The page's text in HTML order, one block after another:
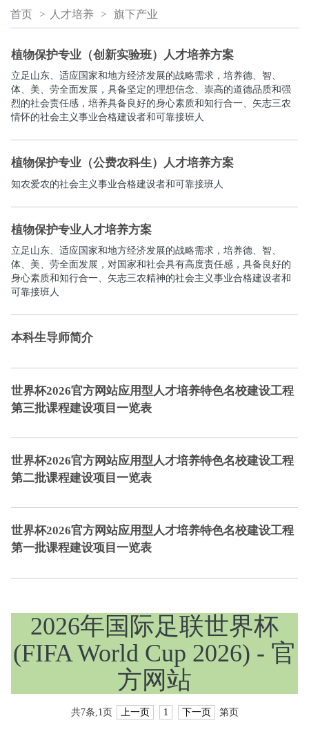
首页 > 人才培养 > 旗下产业
植物保护专业（创新实验班）人才培养方案
立足山东、适应国家和地方经济发展的战略需求，培养德、智、
体、美、劳全面发展，具备坚定的理想信念、崇高的道德品质和强
烈的社会责任感，培养具备良好的身心素质和知行合一、矢志三农
情怀的社会主义事业合格建设者和可靠接班人
植物保护专业（公费农科生）人才培养方案
知农爱农的社会主义事业合格建设者和可靠接班人
植物保护专业人才培养方案
立足山东、适应国家和地方经济发展的战略需求，培养德、智、
体、美、劳全面发展，对国家和社会具有高度责任感，具备良好的
身心素质和知行合一、矢志三农精神的社会主义事业合格建设者和
可靠接班人
本科生导师简介
世界杯2026官方网站应用型人才培养特色名校建设工程
第三批课程建设项目一览表
世界杯2026官方网站应用型人才培养特色名校建设工程
第二批课程建设项目一览表
世界杯2026官方网站应用型人才培养特色名校建设工程
第一批课程建设项目一览表
2026年国际足联世界杯
(FIFA World Cup 2026) - 官
方网站
共7条,1页 上一页 1 下一页 第页